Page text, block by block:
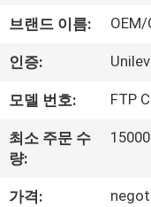
동
영
상
우
리
브랜드 이름: OEM/
인증:
모델 번호: FTP
최소 주문 수
량:
가격: